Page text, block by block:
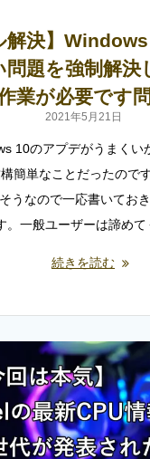
解決】
題を強制解決
業が必要です問
2021年5月21日
10のアプデがうまくい
簡単なことだったので
うなので一応書いてお
。一般ユーザーは諦め
続きを読む